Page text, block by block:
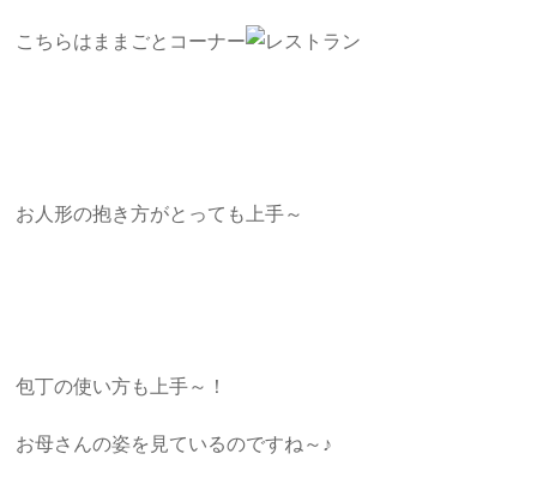
こちらはままごとコーナー
お人形の抱き方がとっても上手～
包丁の使い方も上手～！
お母さんの姿を見ているのですね～♪